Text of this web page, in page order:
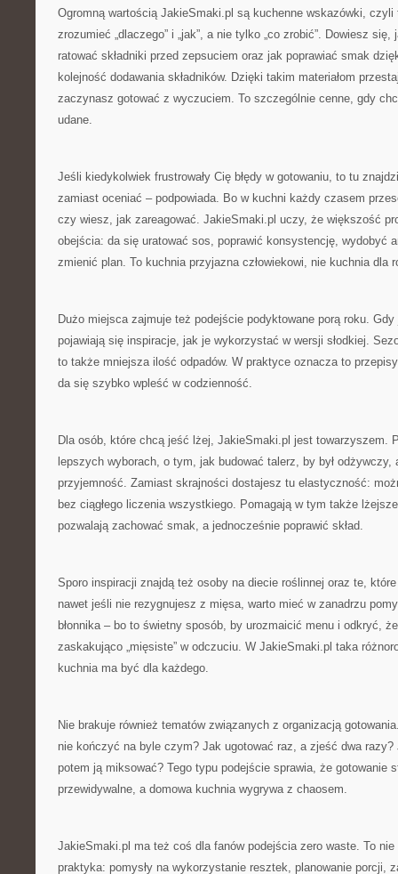
Ogromną wartością JakieSmaki.pl są kuchenne wskazówki, czyli
zrozumieć „dlaczego” i „jak”, a nie tylko „co zrobić”. Dowiesz
ratować składniki przed zepsuciem oraz jak poprawiać smak
kolejność dodawania składników. Dzięki takim materiałom
zaczynasz gotować z wyczuciem. To szczególnie cenne, gdy
udane.
Jeśli kiedykolwiek frustrowały Cię błędy w gotowaniu, to tu
zamiast oceniać – podpowiada. Bo w kuchni każdy czasem
czy wiesz, jak zareagować. JakieSmaki.pl uczy, że większość
obejścia: da się uratować sos, poprawić konsystencję, wydobyć
zmienić plan. To kuchnia przyjazna człowiekowi, nie kuchnia dla
Dużo miejsca zajmuje też podejście podyktowane porą roku.
pojawiają się inspiracje, jak je wykorzystać w wersji słodkiej.
to także mniejsza ilość odpadów. W praktyce oznacza to
da się szybko wpleść w codzienność.
Dla osób, które chcą jeść lżej, JakieSmaki.pl jest towarzyszem.
lepszych wyborach, o tym, jak budować talerz, by był odżywczy,
przyjemność. Zamiast skrajności dostajesz tu elastyczność:
bez ciągłego liczenia wszystkiego. Pomagają w tym także
pozwalają zachować smak, a jednocześnie poprawić skład.
Sporo inspiracji znajdą też osoby na diecie roślinnej oraz te,
nawet jeśli nie rezygnujesz z mięsa, warto mieć w zanadrzu
błonnika – bo to świetny sposób, by urozmaicić menu i odkryć,
zaskakująco „mięsiste” w odczuciu. W JakieSmaki.pl taka
kuchnia ma być dla każdego.
Nie brakuje również tematów związanych z organizacją
nie kończyć na byle czym? Jak ugotować raz, a zjeść dwa
potem ją miksować? Tego typu podejście sprawia, że gotowanie
przewidywalne, a domowa kuchnia wygrywa z chaosem.
JakieSmaki.pl ma też coś dla fanów podejścia zero waste. To nie
praktyka: pomysły na wykorzystanie resztek, planowanie porcji,